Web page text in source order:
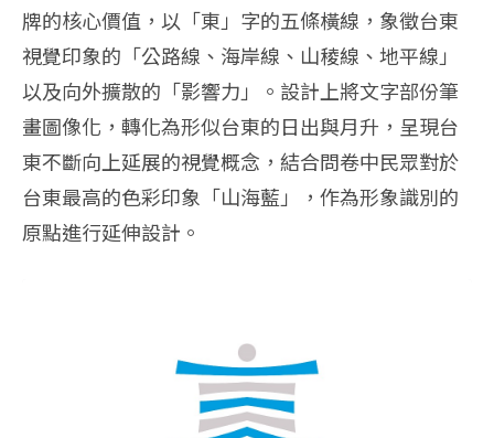
牌的核心價值，以「東」字的五條橫線，象徵台東
視覺印象的「公路線、海岸線、山稜線、地平線」
以及向外擴散的「影響力」。​設計上將文字部份筆
畫圖像化，轉化為形似台東的日出與月升，呈現台
東不斷向上延展的視覺概念，結合問卷中民眾對於
台東最高的色彩印象「山海藍」，作為形象識別的
原點進行延伸設計。